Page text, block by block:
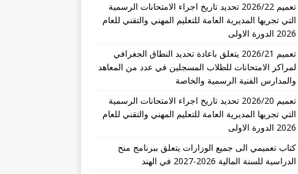
تعميم 2026/22 تحديد تاريخ اجراء الامتحانات الرسمية
التي تجريها المديرية العامة للتعليم المهني والتقني للعام
2026 الدورة الاولى
تعميم 2026/21 يتعلق باعادة تحديد النطاق الجغرافي
لمراكز الامتحانات للطلاب المسجلين في عدد من المعاهد
والمدارس الفنية الرسمية والخاصة
تعميم 2026/20 تحديد تاريخ اجراء الامتحانات الرسمية
التي تجريها المديرية العامة للتعليم المهني والتقني للعام
2026 الدورة الاولى
كتاب تعميمي الى جميع الوزارات يتعلق ببرنامج منح
الدراسية للسنة المالية 2026-2027 في الهند